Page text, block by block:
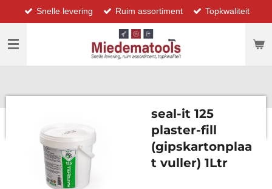
direct
naar
hoofdinhoud
Snelle levering Ruim assortiment Topkwaliteit
seal-it 125
plaster-fill
(gipskartonplaa
t vuller) 1Ltr